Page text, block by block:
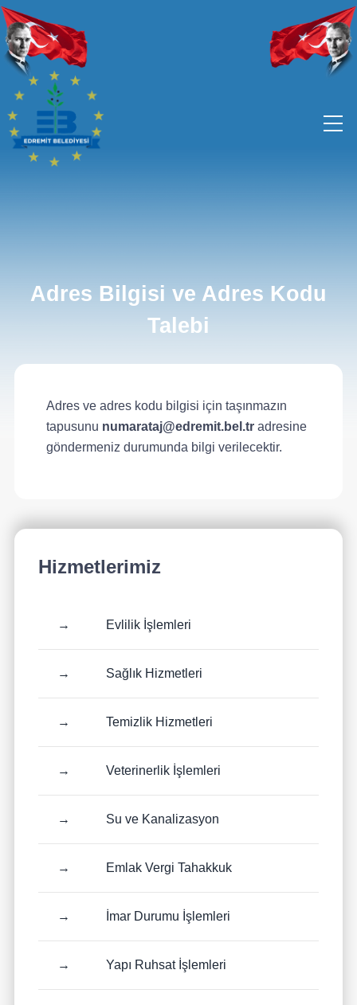
Adres Bilgisi ve Adres Kodu
Talebi
Adres ve adres kodu bilgisi için taşınmazın
tapusunu numarataj@edremit.bel.tradresine
göndermeniz durumunda bilgi verilecektir.
Hizmetlerimiz
→ Evlilik İşlemleri
→ Sağlık Hizmetleri
→ Temizlik Hizmetleri
→ Veterinerlik İşlemleri
→ Su ve Kanalizasyon
→ Emlak Vergi Tahakkuk
→ İmar Durumu İşlemleri
→ Yapı Ruhsat İşlemleri